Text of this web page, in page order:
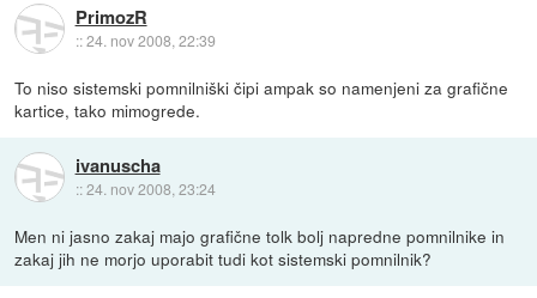
PrimozR
::24. nov 2008, 22:39
To niso sistemski pomnilniški čipi ampak so namenjeni za grafične
kartice, tako mimogrede.
ivanuscha
::24. nov 2008, 23:24
Men ni jasno zakaj majo grafične tolk bolj napredne pomnilnike in
zakaj jih ne morjo uporabit tudi kot sistemski pomnilnik?